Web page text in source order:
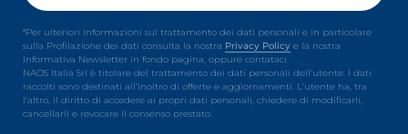
*Per ulteriori informazioni sul trattamento dei dati personali e in particolare
sulla Profilazione dei dati consulta la nostra Privacy Policy e la nostra
Informativa Newsletter in fondo pagina, oppure contataci.
NAOS Italia Srl è titolare del trattamento dei dati personali dell’utente. I dati
raccolti sono destinati all’inoltro di offerte e aggiornamenti. L’utente ha, tra
l’altro, il diritto di accedere ai propri dati personali, chiedere di modificarli,
cancellarli e revocare il consenso prestato.